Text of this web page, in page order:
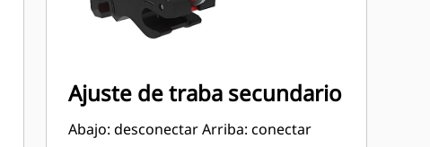
Ajuste de traba secundario
Abajo: desconectar Arriba: conectar